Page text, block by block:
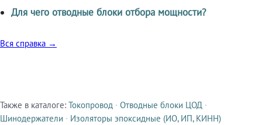
Для чего отводные блоки отбора мощности?
Вся справка →
Смежные продукты
Также в каталоге: Токопровод · Отводные блоки ЦОД ·
Шинодержатели · Изоляторы эпоксидные (ИО, ИП, КИНН)